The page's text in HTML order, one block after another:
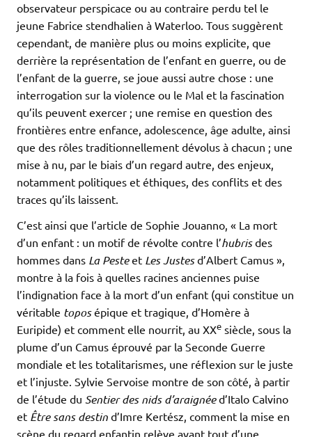
observateur perspicace ou au contraire perdu tel le
jeune Fabrice stendhalien à Waterloo. Tous suggèrent
cependant, de manière plus ou moins explicite, que
derrière la représentation de l’enfant en guerre, ou de
l’enfant de la guerre, se joue aussi autre chose : une
interrogation sur la violence ou le Mal et la fascination
qu’ils peuvent exercer ; une remise en question des
frontières entre enfance, adolescence, âge adulte, ainsi
que des rôles traditionnellement dévolus à chacun ; une
mise à nu, par le biais d’un regard autre, des enjeux,
notamment politiques et éthiques, des conflits et des
traces qu’ils laissent.
C’est ainsi que l’article de Sophie Jouanno, « La mort
d’un enfant : un motif de révolte contre l’hubrisdes
hommes dans La Pesteet Les Justesd’Albert Camus »,
montre à la fois à quelles racines anciennes puise
l’indignation face à la mort d’un enfant (qui constitue un
véritable toposépique et tragique, d’Homère à
Euripide) et comment elle nourrit, au XXe siècle, sous la
plume d’un Camus éprouvé par la Seconde Guerre
mondiale et les totalitarismes, une réflexion sur le juste
et l’injuste. Sylvie Servoise montre de son côté, à partir
de l’étude du Sentier des nids d’araignéed’Italo Calvino
et Être sans destin d’Imre Kertész, comment la mise en
scène du regard enfantin relève avant tout d’une